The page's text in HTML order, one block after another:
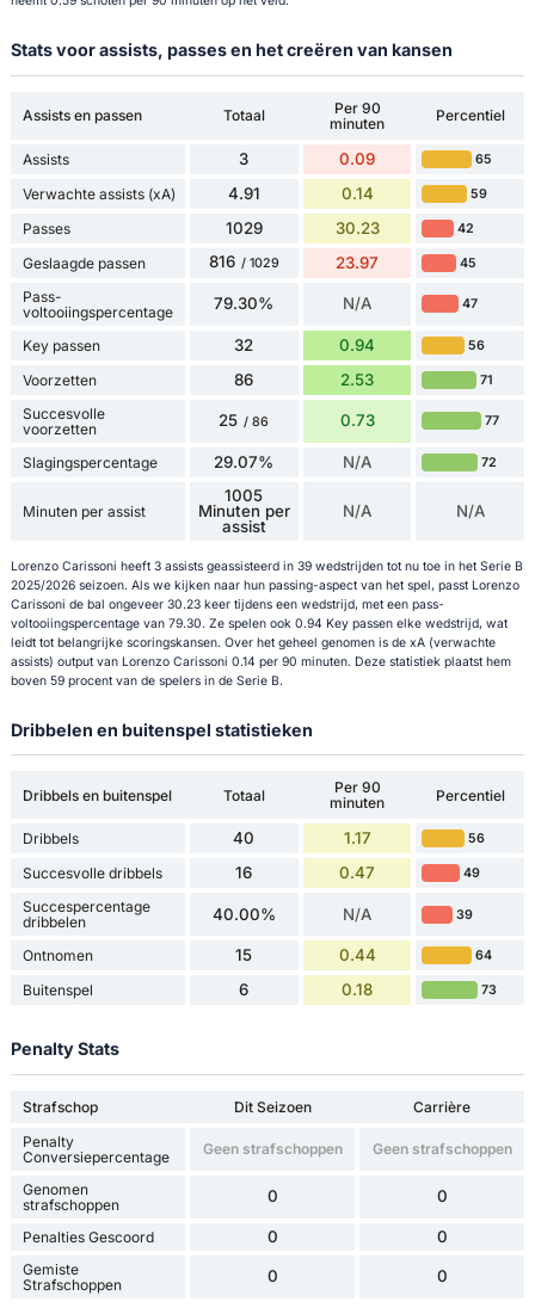
Stats voor assists, passes en het creëren van kansen
Assists en passen Totaal
Per 90
minuten
Percentiel
Assists 3 0.09 65
Verwachte assists (xA) 4.91 0.14 59
Passes 1029 30.23 42
Geslaagde passen 816 / 1029 23.97 45
Pass-
voltooiingspercentage
79.30% N/A 47
Key passen 32 0.94 56
Voorzetten 86 2.53 71
Succesvolle
voorzetten
25 / 86 0.73 77
Slagingspercentage 29.07% N/A 72
Minuten per assist
1005
Minuten per
assist
N/A N/A
Lorenzo Carissoni heeft 3 assists geassisteerd in 39 wedstrijden tot nu toe in het Serie B
2025/2026 seizoen. Als we kijken naar hun passing-aspect van het spel, passt Lorenzo
Carissoni de bal ongeveer 30.23 keer tijdens een wedstrijd, met een pass-
voltooiingspercentage van 79.30. Ze spelen ook 0.94 Key passen elke wedstrijd, wat
leidt tot belangrijke scoringskansen. Over het geheel genomen is de xA (verwachte
assists) output van Lorenzo Carissoni 0.14 per 90 minuten. Deze statistiek plaatst hem
boven 59 procent van de spelers in de Serie B.
Dribbelen en buitenspel statistieken
Dribbels en buitenspel Totaal
Per 90
minuten
Percentiel
Dribbels 40 1.17 56
Succesvolle dribbels 16 0.47 49
Succespercentage
dribbelen
40.00% N/A 39
Ontnomen 15 0.44 64
Buitenspel 6 0.18 73
Penalty Stats
Strafschop Dit Seizoen
Carrière
Penalty
Conversiepercentage
Geen strafschoppen Geen strafschoppen
Genomen
strafschoppen
0 0
Penalties Gescoord 0 0
Gemiste
Strafschoppen
0 0